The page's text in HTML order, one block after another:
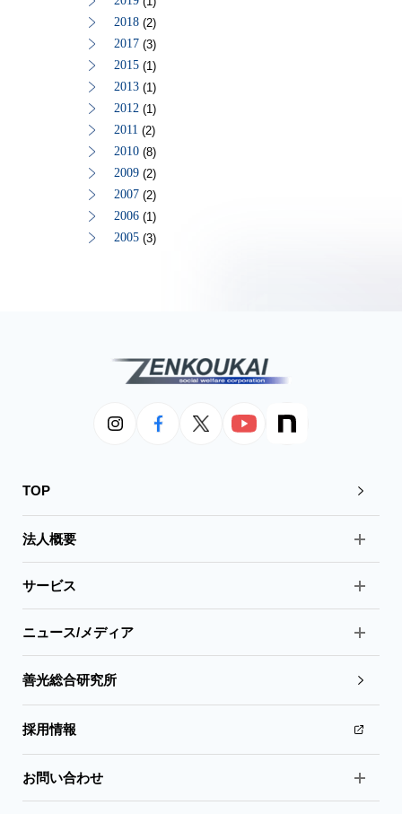
2018 (2)
2017 (3)
2015 (1)
2013 (1)
2012 (1)
2011 (2)
2010 (8)
2009 (2)
2007 (2)
2006 (1)
2005 (3)
TOP
法人概要
サービス
ニュース/メディア
善光総合研究所
採用情報
お問い合わせ